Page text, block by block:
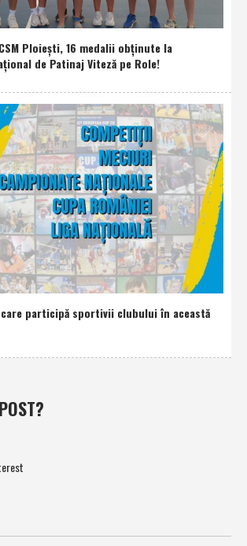
Ploieşti, 16 medalii obţinute la
de Patinaj Viteză pe Role!
participă sportivii clubului în această